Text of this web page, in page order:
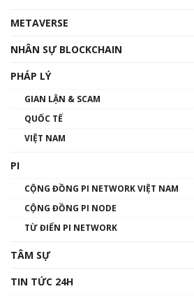
01:32:59
gió ấm
Talkshow 14: MemeCoin
01:29:26
METAVERSE
NHÂN SỰ BLOCKCHAIN
PHÁP LÝ
GIAN LẬN & SCAM
QUỐC TẾ
VIỆT NAM
PI
CỘNG ĐỒNG PI NETWORK VIỆT NAM
CỘNG ĐỒNG PI NODE
TỪ ĐIỂN PI NETWORK
TÂM SỰ
TIN TỨC 24H